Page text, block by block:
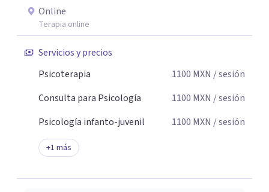
Online
Terapia online
Servicios y precios
Psicoterapia
1100 MXN / sesión
Consulta para Psicología
1100 MXN / sesión
Psicología infanto-juvenil
1100 MXN / sesión
+1 más